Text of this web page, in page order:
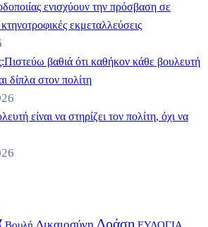
ενισχύουν την πρόσβαση σε
εκμεταλλεύσεις
βαθιά ότι καθήκον κάθε βουλευτή
δίπλα στον πολίτη
είναι να στηρίζει τον πολίτη, όχι να
Δράση